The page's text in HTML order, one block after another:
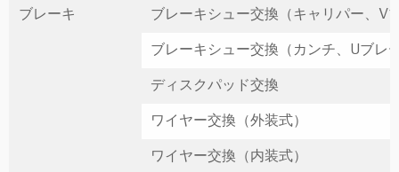
ブレーキ ブレーキシュー交換（キャリパー、V
ブレーキシュー交換（カンチ、Uブレ
ディスクパッド交換
ワイヤー交換（外装式）
ワイヤー交換（内装式）